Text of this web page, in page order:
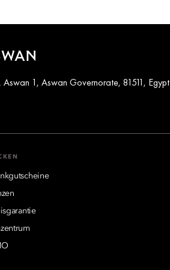
1, Aswan Governorate, 81511, Egypt